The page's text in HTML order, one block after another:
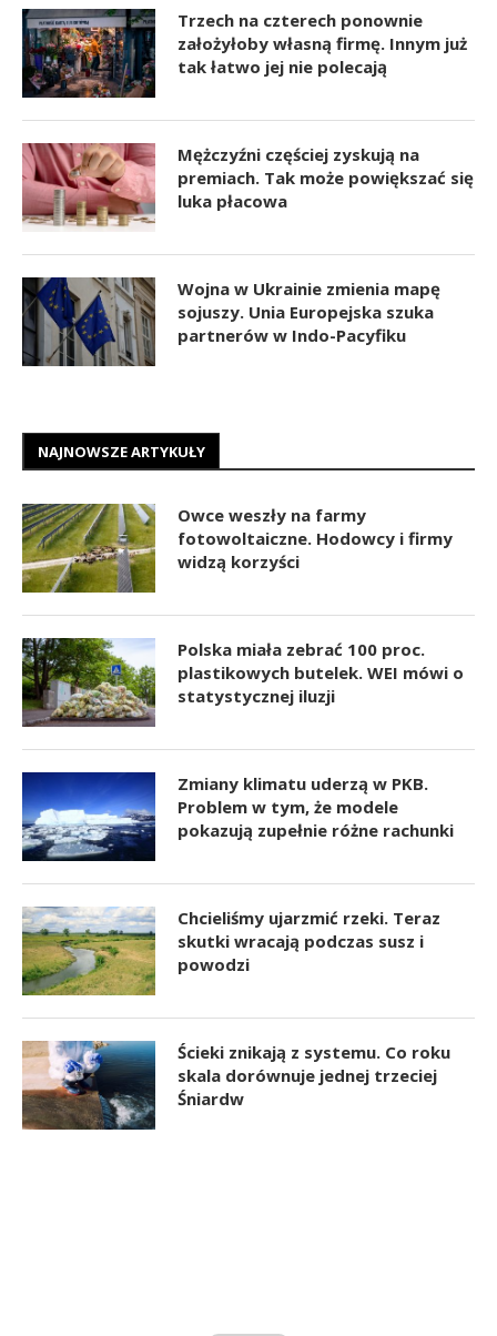
Trzech na czterech ponownie
założyłoby własną firmę. Innym już
tak łatwo jej nie polecają
Mężczyźni częściej zyskują na
premiach. Tak może powiększać się
luka płacowa
Wojna w Ukrainie zmienia mapę
sojuszy. Unia Europejska szuka
partnerów w Indo-Pacyfiku
NAJNOWSZE ARTYKUŁY
Owce weszły na farmy
fotowoltaiczne. Hodowcy i firmy
widzą korzyści
Polska miała zebrać 100 proc.
plastikowych butelek. WEI mówi o
statystycznej iluzji
Zmiany klimatu uderzą w PKB.
Problem w tym, że modele
pokazują zupełnie różne rachunki
Chcieliśmy ujarzmić rzeki. Teraz
skutki wracają podczas susz i
powodzi
Ścieki znikają z systemu. Co roku
skala dorównuje jednej trzeciej
Śniardw